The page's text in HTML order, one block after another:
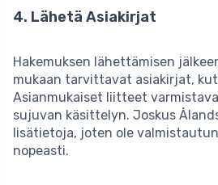
4. Lähetä Asiakirjat
Hakemuksen lähettämisen
mukaan tarvittavat asiakirjat,
Asianmukaiset liitteet
sujuvan käsittelyn. Joskus
lisätietoja, joten ole
nopeasti.